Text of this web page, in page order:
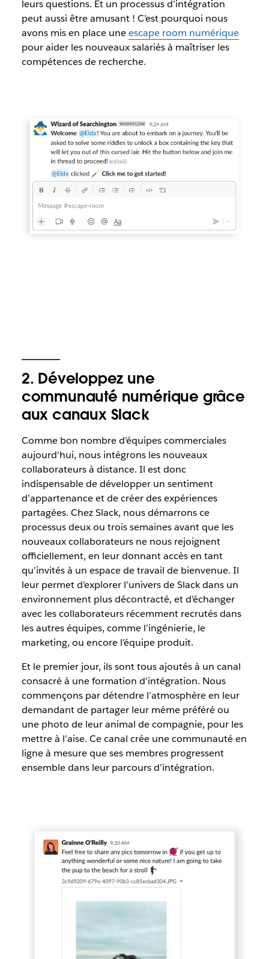
leurs questions. Et un processus d’intégration
peut aussi être amusant ! C’est pourquoi nous
avons mis en place uneescape room numérique
pour aider les nouveaux salariés à maîtriser les
compétences de recherche.
2. Développez une
communauté numérique grâce
aux canaux Slack
Comme bon nombre d’équipes commerciales
aujourd’hui, nous intégrons les nouveaux
collaborateurs à distance. Il est donc
indispensable de développer un sentiment
d’appartenance et de créer des expériences
partagées. Chez Slack, nous démarrons ce
processus deux ou trois semaines avant que les
nouveaux collaborateurs ne nous rejoignent
officiellement, en leur donnant accès en tant
qu’invités à un espace de travail de bienvenue. Il
leur permet d’explorer l’univers de Slack dans un
environnement plus décontracté, et d’échanger
avec les collaborateurs récemment recrutés dans
les autres équipes, comme l’ingénierie, le
marketing, ou encore l’équipe produit.
Et le premier jour, ils sont tous ajoutés à un canal
consacré à une formation d’intégration. Nous
commençons par détendre l’atmosphère en leur
demandant de partager leur mème préféré ou
une photo de leur animal de compagnie, pour les
mettre à l’aise. Ce canal crée une communauté en
ligne à mesure que ses membres progressent
ensemble dans leur parcours d’intégration.